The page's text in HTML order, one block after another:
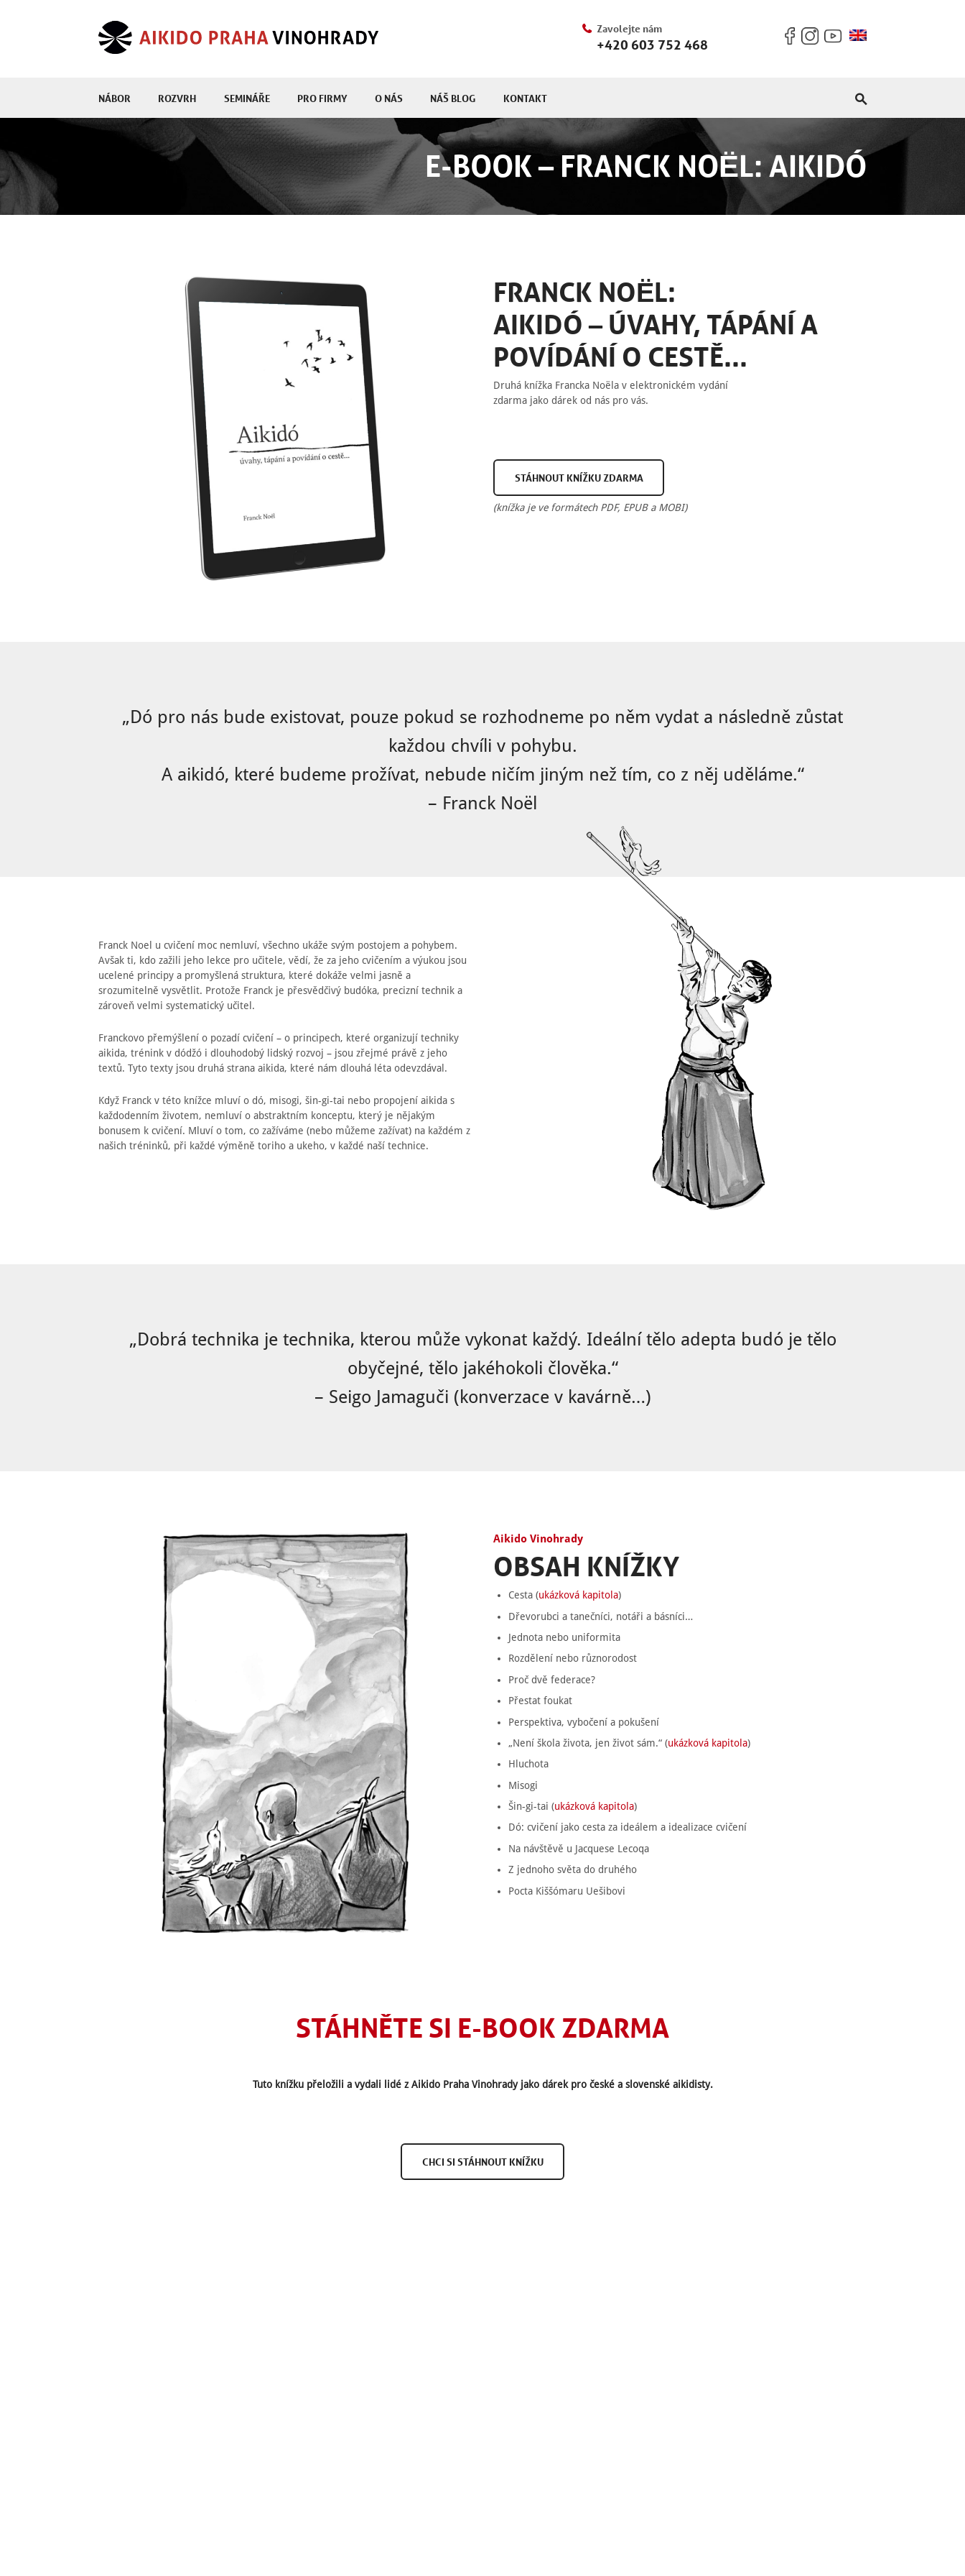
Zavolejte nám
+420 603 752 468
NÁBOR ROZVRH SEMINÁŘE PRO FIRMY O NÁS NÁŠ BLOG KONTAKT
E-BOOK – FRANCK NOËL: AIKIDÓ
FRANCK NOËL:
AIKIDÓ – ÚVAHY, TÁPÁNÍ A
POVÍDÁNÍ O CESTĚ...
Druhá knížka Francka Noëla v elektronickém vydání
zdarma jako dárek od nás pro vás.
STÁHNOUT KNÍŽKUZDARMA
(knížka je ve formátech PDF, EPUB a MOBI)
„Dó pro nás bude existovat, pouze pokud se rozhodneme po něm vydat a následně zůstat
každou chvíli v pohybu.
A aikidó, které budeme prožívat, nebude ničím jiným než tím, co z něj uděláme.“
– Franck Noël
Franck Noel u cvičení moc nemluví, všechno ukáže svým postojem a pohybem.
Avšak ti, kdo zažili jeho lekce pro učitele, vědí, že za jeho cvičením a výukou jsou
ucelené principy a promyšlená struktura, které dokáže velmi jasně a
srozumitelně vysvětlit. Protože Franck je přesvědčivý budóka, precizní technik a
zároveň velmi systematický učitel.
Franckovo přemýšlení o pozadí cvičení – o principech, které organizují techniky
aikida, trénink v dódžó i dlouhodobý lidský rozvoj – jsou zřejmé právě z jeho
textů. Tyto texty jsou druhá strana aikida, které nám dlouhá léta odevzdával.
Když Franck v této knížce mluví o dó, misogi, šin-gi-tai nebo propojení aikida s
každodenním životem, nemluví o abstraktním konceptu, který je nějakým
bonusem k cvičení. Mluví o tom, co zažíváme (nebo můžeme zažívat) na každém z
našich tréninků, při každé výměně toriho a ukeho, v každé naší technice.
„Dobrá technika je technika, kterou může vykonat každý. Ideální tělo adepta budó je tělo
obyčejné, tělo jakéhokoli člověka.“
– Seigo Jamaguči (konverzace v kavárně…)
Aikido Vinohrady
OBSAH KNÍŽKY
Cesta (ukázková kapitola)
Dřevorubci a tanečníci, notáři a básníci…
Jednota nebo uniformita
Rozdělení nebo různorodost
Proč dvě federace?
Přestat foukat
Perspektiva, vybočení a pokušení
„Není škola života, jen život sám.“ (ukázková kapitola)
Hluchota
Misogi
Šin-gi-tai (ukázková kapitola)
Dó: cvičení jako cesta za ideálem a idealizace cvičení
Na návštěvě u Jacquese Lecoqa
Z jednoho světa do druhého
Pocta Kiššómaru Uešibovi
STÁHNĚTE SI E-BOOK ZDARMA
Tuto knížku přeložili a vydali lidé z Aikido Praha Vinohrady jako dárek pro české a slovenské aikidisty.
CHCI SI STÁHNOUT KNÍŽKU